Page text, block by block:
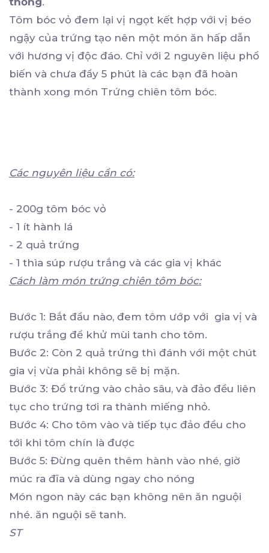
Tôm bóc vỏ đem lại vị ngọt kết hợp với vị béo
ngậy của trứng tạo nên một món ăn hấp dẫn
với hương vị độc đáo. Chỉ với 2 nguyên liệu phổ
biến và chưa đầy 5 phút là các bạn đã hoàn
thành xong món Trứng chiên tôm bóc.
Các nguyên liệu cần có:
- 200g tôm bóc vỏ
- 1 ít hành lá
- 2 quả trứng
- 1 thìa súp rượu trắng và các gia vị khác
Cách làm món trứng chiên tôm bóc:
Bước 1: Bắt đầu nào, đem tôm ướp với gia vị và
rượu trắng để khử mùi tanh cho tôm.
Bước 2: Còn 2 quả trứng thì đánh với một chút
gia vị vừa phải không sẽ bị mặn.
Bước 3: Đổ trứng vào chảo sâu, và đảo đều liên
tục cho trứng tơi ra thành miếng nhỏ.
Bước 4: Cho tôm vào và tiếp tục đảo đều cho
tới khi tôm chín là được
Bước 5: Đừng quên thêm hành vào nhé, giờ
múc ra đĩa và dùng ngay cho nóng
Món ngon này các bạn không nên ăn nguội
nhé. ăn nguội sẽ tanh.
ST